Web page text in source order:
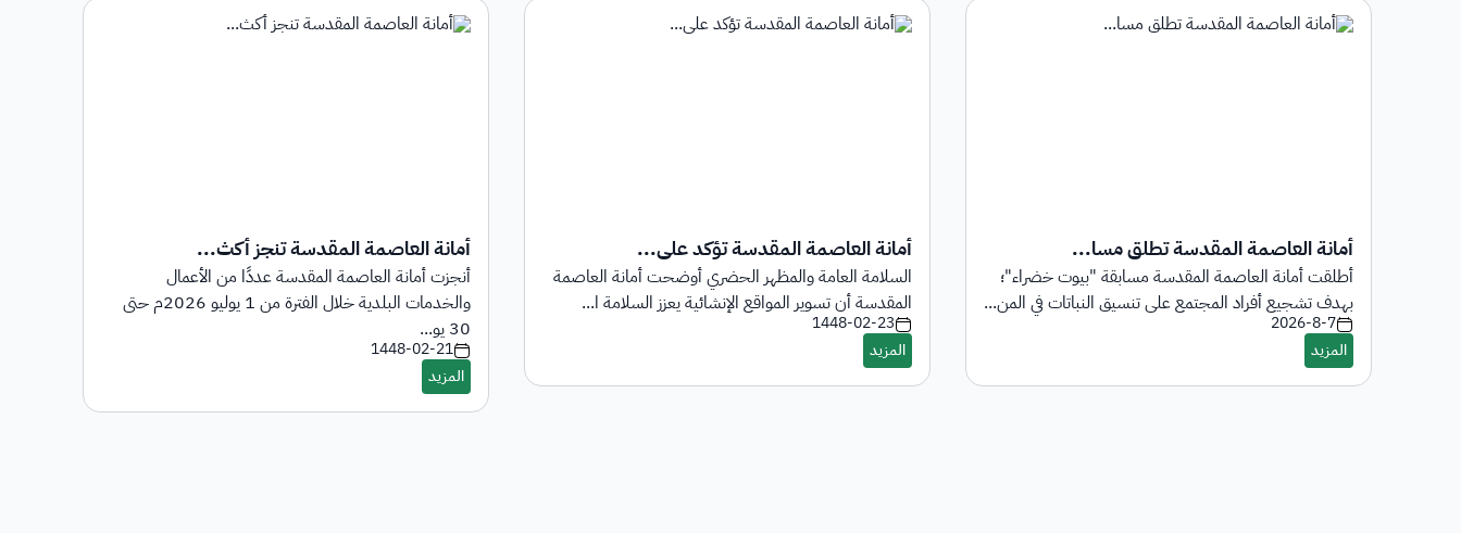
أمانة العاصمة المقدسة تطلق مسا...
أطلقت أمانة العاصمة المقدسة مسابقة "بيوت خضراء"؛
بهدف تشجيع أفراد المجتمع على تنسيق النباتات في المن...
2026-8-7
أمانة العاصمة المقدسة تؤكد على...
السلامة العامة والمظهر الحضري أوضحت أمانة العاصمة
المقدسة أن تسوير المواقع الإنشائية يعزز السلامة ا...
1448-02-23
أمانة العاصمة المقدسة تنجز أكث...
أنجزت أمانة العاصمة المقدسة عددًا من الأعمال
والخدمات البلدية خلال الفترة من 1 يوليو 2026م حتى
30 يو...
1448-02-21